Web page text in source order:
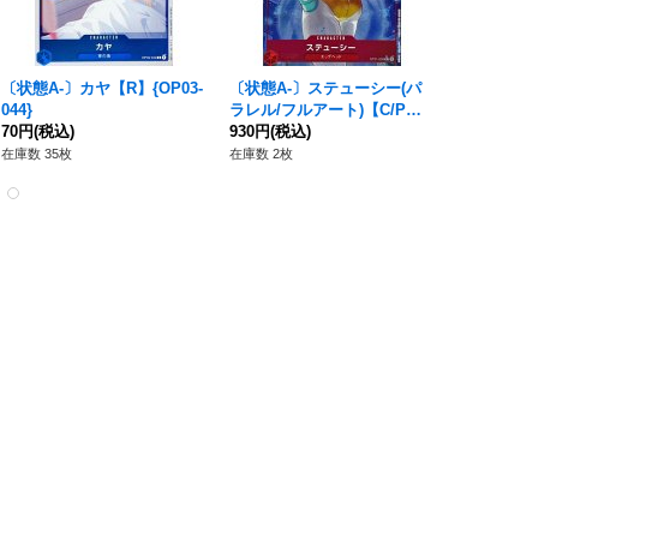
〔状態A-〕カヤ【R】{OP03-
044}
70円(税込)
在庫数 35枚
〔状態A-〕ステューシー(パ
ラレル/フルアート)【C/P】
{ST21-006}
930円(税込)
在庫数 2枚